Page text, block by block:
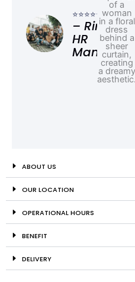
⭐⭐⭐⭐⭐
– Rina,
HR
Manager
ABOUT US
OUR LOCATION
OPERATIONAL HOURS
BENEFIT
DELIVERY